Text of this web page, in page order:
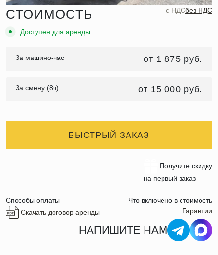
СТОИМОСТЬ c НДСбез НДС
Доступен для аренды
За машино-час от 1 875 руб.
За смену (8ч) от 15 000 руб.
БЫСТРЫЙ ЗАКАЗ
Получите скидку
на первый заказ
Способы оплаты
Что включено в стоимость
Скачать договор аренды
Гарантии
НАПИШИТЕ НАМ